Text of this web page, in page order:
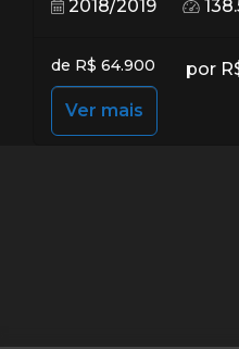
2018/2019
de R$ 64.900 por
Ver mais